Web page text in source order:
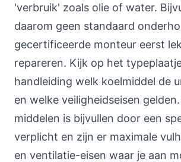
'verbruik' zoals olie of water.
daarom geen standaard
gecertificeerde monteur eerst
repareren. Kijk op het
handleiding welk koelmiddel de
en welke veiligheidseisen
middelen is bijvullen door een
verplicht en zijn er maximale
en ventilatie-eisen waar je aan